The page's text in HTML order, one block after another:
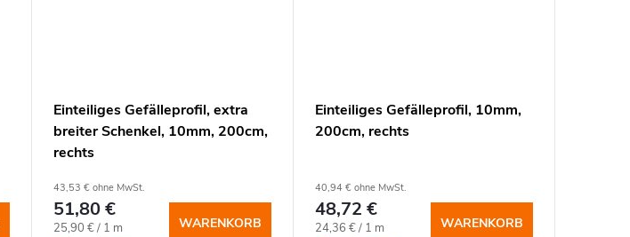
Einteiliges Gefälleprofil, extra
breiter Schenkel, 10mm, 200cm,
rechts
43,53 € ohne MwSt.
51,80 €
Verkaufspreis:
25,90 € / 1 m
WARENKORB
Einteiliges Gefälleprofil, 10mm,
200cm, rechts
40,94 € ohne MwSt.
48,72 €
Verkaufspreis:
24,36 € / 1 m
WARENKORB